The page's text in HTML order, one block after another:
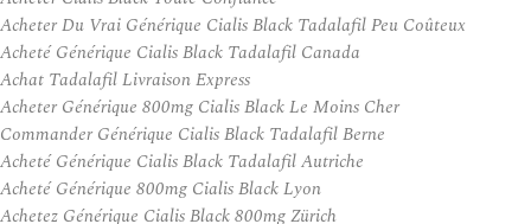
Acheter Du Vrai Générique Cialis Black Tadalafil Peu Coûteux
Acheté Générique Cialis Black Tadalafil Canada
Achat Tadalafil Livraison Express
Acheter Générique 800mg Cialis Black Le Moins Cher
Commander Générique Cialis Black Tadalafil Berne
Acheté Générique Cialis Black Tadalafil Autriche
Acheté Générique 800mg Cialis Black Lyon
Achetez Générique Cialis Black 800mg Zürich